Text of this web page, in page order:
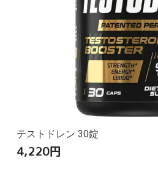
テストドレン 30錠
4,220円